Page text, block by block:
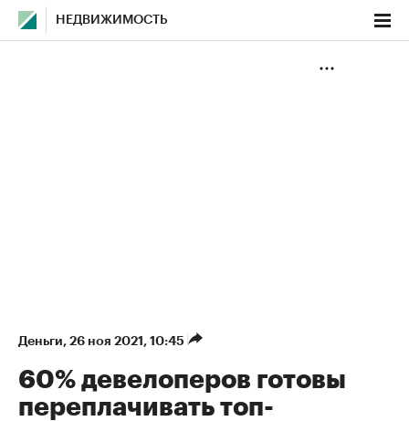
НЕДВИЖИМОСТЬ
Деньги⁠, 26 ноя 2021, 10:45
60% девелоперов готовы
переплачивать топ-